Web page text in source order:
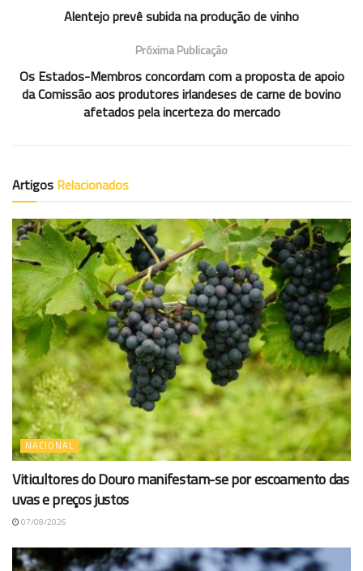
Alentejo prevê subida na produção de vinho
Próxima Publicação
Os Estados-Membros concordam com a proposta de apoio
da Comissão aos produtores irlandeses de carne de bovino
afetados pela incerteza do mercado
Artigos Relacionados
NACIONAL
Viticultores do Douro manifestam-se por escoamento das
uvas e preços justos
07/08/2026